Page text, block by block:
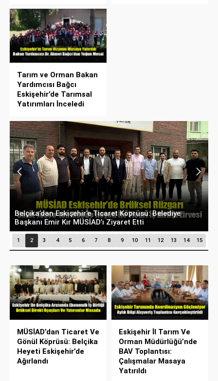
Tarım ve Orman Bakan
Yardımcısı Bağcı
Eskişehir’de Tarımsal
Yatırımları İnceledi
Belçika’dan Eskişehir’e Ticaret Köprüsü: Belediye
Başkanı Emir Kır MÜSİAD’ı Ziyaret Etti
1 2 3 4 5 6 7 8 9 10 11 12 13 14 15
MÜSİAD’dan Ticaret Ve
Gönül Köprüsü: Belçika
Heyeti Eskişehir’de
Ağırlandı
Eskişehir İl Tarım Ve
Orman Müdürlüğü’nde
BAV Toplantısı:
Çalışmalar Masaya
Yatırıldı